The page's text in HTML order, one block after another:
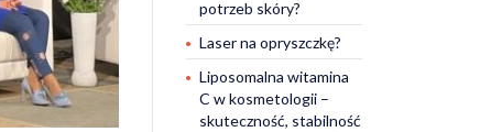
potrzeb skóry?
Laser na opryszczkę?
Liposomalna witamina
C w kosmetologii –
skuteczność, stabilność